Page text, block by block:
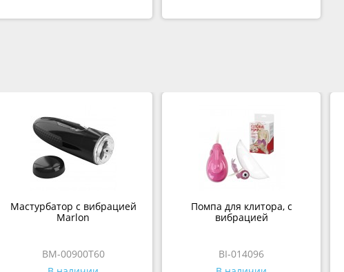
Мастурбатор с вибрацией
Marlon
BM-00900T60
Помпа для клитора, с
вибрацией
BI-014096